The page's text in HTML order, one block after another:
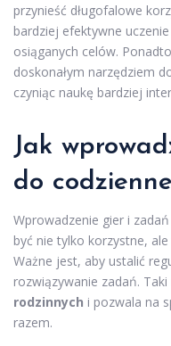
przynieść długofalowe
bardziej efektywne
osiąganych celów.
doskonałym narzędziem
czyniąc naukę bardziej
Jak
do
Wprowadzenie gier i
być nie tylko korzystne,
Ważne jest, aby ustalić
rozwiązywanie zadań. Taki
rodzinnych i pozwala na
razem.